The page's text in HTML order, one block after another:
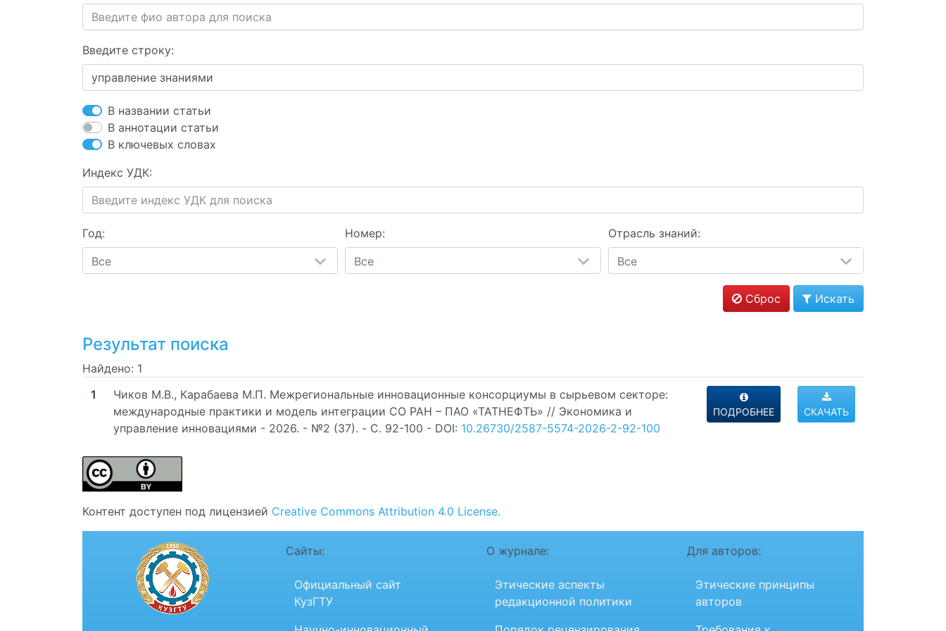
Введите строку:
В названии статьи
В аннотации статьи
В ключевых словах
Индекс УДК:
Год:
Все
Номер:
Все
Отрасль знаний:
Все
Сброс Искать
Результат поиска
Найдено: 1
1
Чиков М.В., Карабаева М.П. Межрегиональные инновационные консорциумы в сырьевом секторе:
международные практики и модель интеграции СО РАН – ПАО «ТАТНЕФТЬ» // Экономика и
управление инновациями - 2026. - №2 (37). - C. 92-100 - DOI: 10.26730/2587-5574-2026-2-92-100
ПОДРОБНЕЕ СКАЧАТЬ
Контент доступен под лицензией Creative Commons Attribution 4.0 License.
Сайты:
Официальный сайт
КузГТУ
О журнале:
Этические аспекты
редакционной политики
Для авторов:
Этические принципы
авторов